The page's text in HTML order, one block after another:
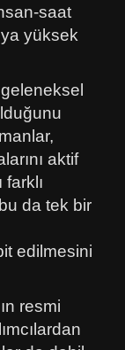
saat
yüksek
aktif
da tek bir
edilmesini
resmi